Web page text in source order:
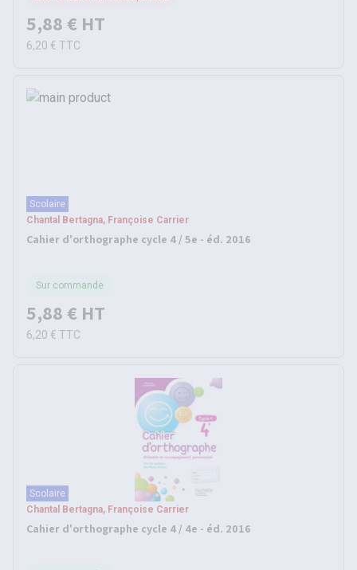
5,88 € HT
6,20 € TTC
Scolaire
Chantal Bertagna, Françoise Carrier
Cahier d'orthographe cycle 4 / 5e - éd. 2016
Sur commande
5,88 € HT
6,20 € TTC
Scolaire
Chantal Bertagna, Françoise Carrier
Cahier d'orthographe cycle 4 / 4e - éd. 2016